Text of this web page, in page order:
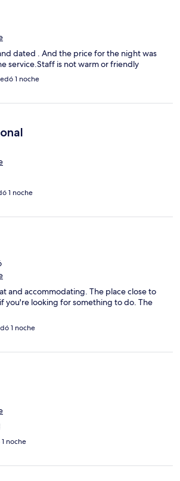
dated . And the price for the night was
service.Staff is not warm or friendly
1 noche
1 noche
and accommodating. The place close to
you're looking for something to do. The
1 noche
noche